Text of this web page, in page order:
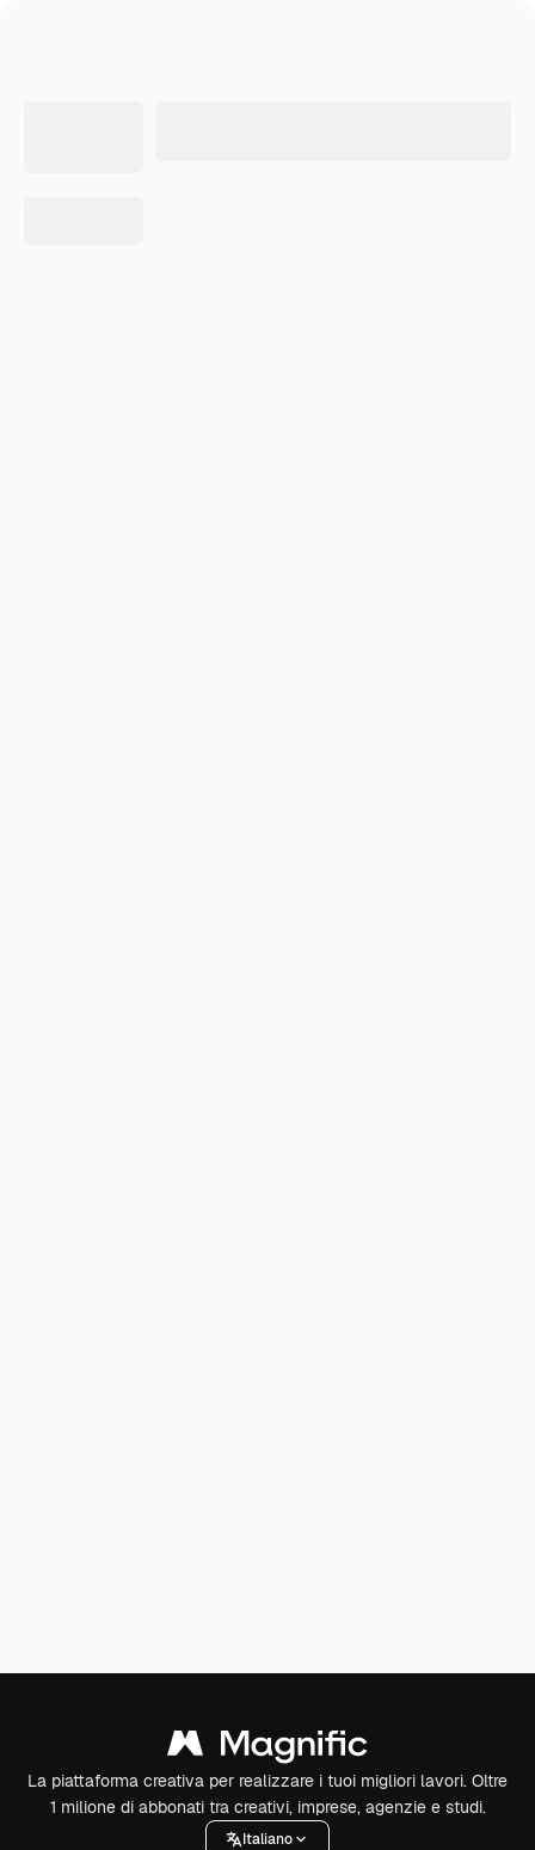
La piattaforma creativa per realizzare i tuoi migliori lavori. Oltre
1 milione di abbonati tra creativi, imprese, agenzie e studi.
Italiano